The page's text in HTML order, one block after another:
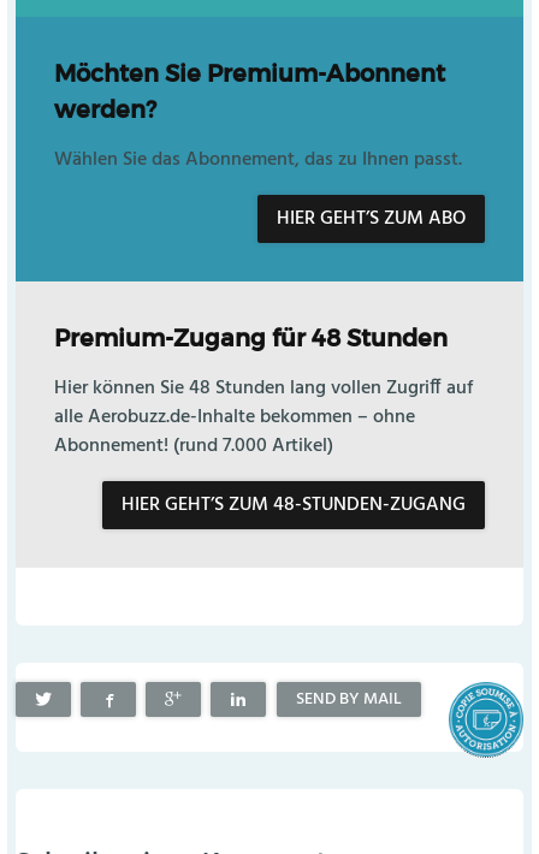
Möchten Sie Premium-Abonnent
werden?
Wählen Sie das Abonnement, das zu Ihnen passt.
HIER GEHT’S ZUM ABO
Premium-Zugang für 48 Stunden
Hier können Sie 48 Stunden lang vollen Zugriff auf
alle Aerobuzz.de-Inhalte bekommen – ohne
Abonnement! (rund 7.000 Artikel)
HIER GEHT’S ZUM 48-STUNDEN-ZUGANG
SEND BY MAIL